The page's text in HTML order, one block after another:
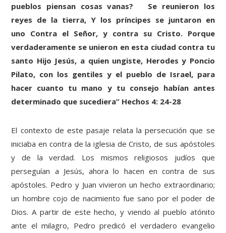
pueblos piensan cosas vanas? Se reunieron los
reyes de la tierra, Y los príncipes se juntaron en
uno Contra el Señor, y contra su Cristo. Porque
verdaderamente se unieron en esta ciudad contra tu
santo Hijo Jesús, a quien ungiste, Herodes y Poncio
Pilato, con los gentiles y el pueblo de Israel, para
hacer cuanto tu mano y tu consejo habían antes
determinado que sucediera” Hechos 4: 24-28
El contexto de este pasaje relata la persecución que se
iniciaba en contra de la iglesia de Cristo, de sus apóstoles
y de la verdad. Los mismos religiosos judíos que
perseguían a Jesús, ahora lo hacen en contra de sus
apóstoles. Pedro y Juan vivieron un hecho extraordinario;
un hombre cojo de nacimiento fue sano por el poder de
Dios. A partir de este hecho, y viendo al pueblo atónito
ante el milagro, Pedro predicó el verdadero evangelio